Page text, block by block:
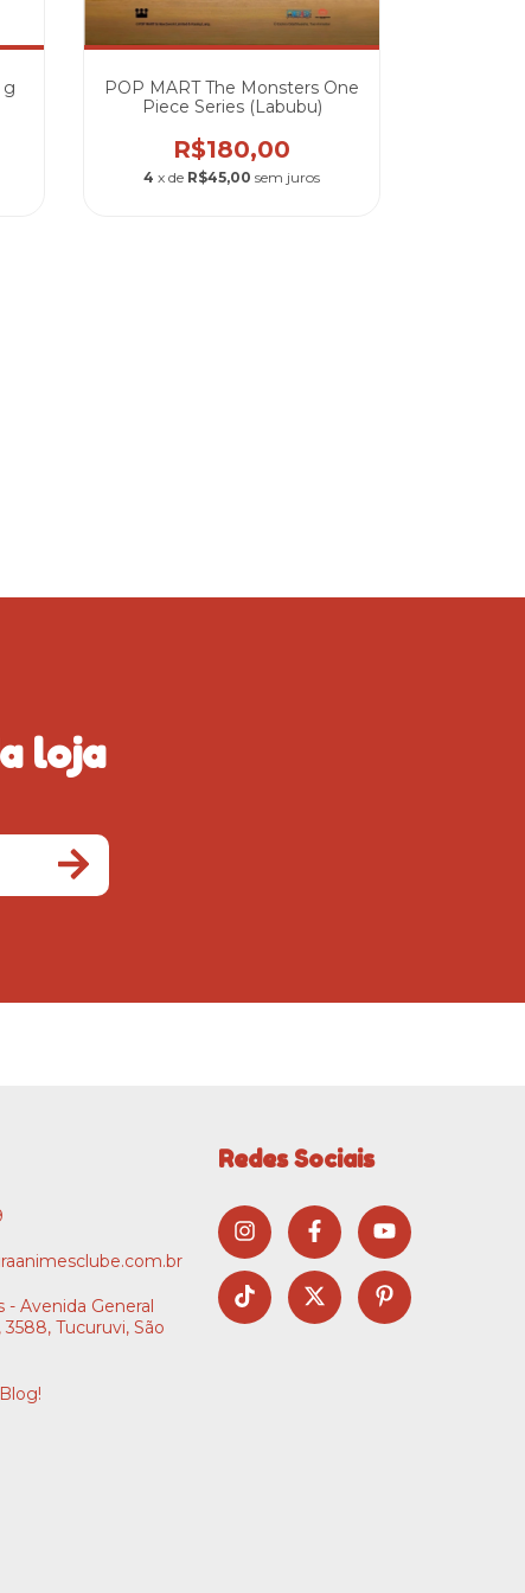
g
POP MART The Monsters One
Piece Series (Labubu)
R$180,00
4 x de R$45,00 sem juros
loja
- Avenida General
Tucuruvi, São
Redes Sociais